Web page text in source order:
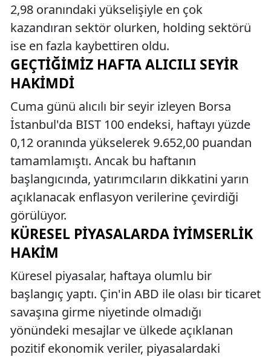
2,98 oranındaki yükselişiyle en çok
kazandıran sektör olurken, holding sektörü
ise en fazla kaybettiren oldu.
GEÇTIĞIMIZ HAFTA ALICILI SEYIR
HAKIMDI
Cuma günü alıcılı bir seyir izleyen Borsa
İstanbul'da BIST 100 endeksi, haftayı yüzde
0,12 oranında yükselerek 9.652,00 puandan
tamamlamıştı. Ancak bu haftanın
başlangıcında, yatırımcıların dikkatini yarın
açıklanacak enflasyon verilerine çevirdiği
görülüyor.
KÜRESEL PIYASALARDA İYIMSERLIK
HAKIM
Küresel piyasalar, haftaya olumlu bir
başlangıç yaptı. Çin'in ABD ile olası bir ticaret
savaşına girme niyetinde olmadığı
yönündeki mesajlar ve ülkede açıklanan
pozitif ekonomik veriler, piyasalardaki